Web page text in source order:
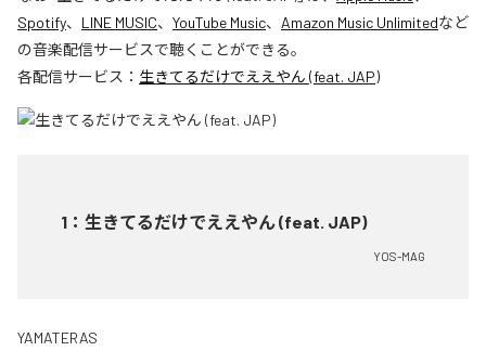
Spotify、 LINE MUSIC、 YouTube Music、 Amazon Music Unlimitedなど
の音楽配信サービスで聴くことができる。
各配信サービス： 生きてるだけでええやん (feat. JAP)
1 ： 生きてるだけでええやん (feat. JAP)
YOS-MAG
YAMATERAS